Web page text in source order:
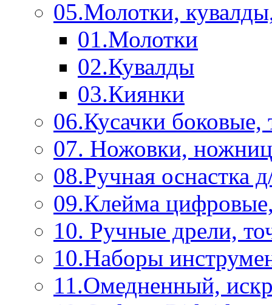
05.Молотки,
01.Молотки
02.Кувалды
03.Киянки
06.Кусачки боковые,
07. Ножовки,
08.Ручная оснастка
09.Клейма
10. Ручные дрели,
10.Наборы
11.Омедненный,